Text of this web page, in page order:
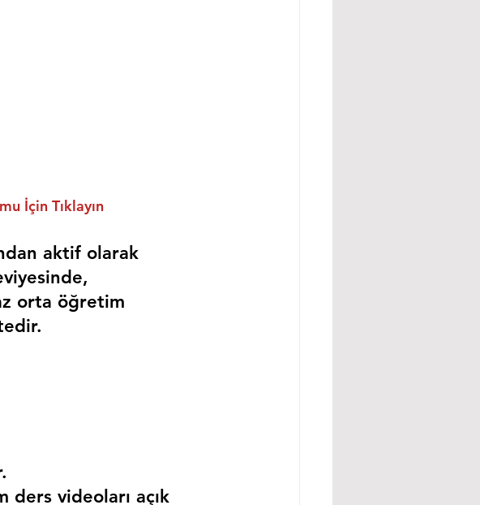
İçin Tıklayın
aktif olarak
orta öğretim
ders videoları açık